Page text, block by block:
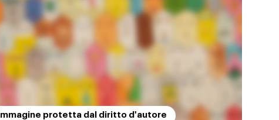
Immagine protetta dal diritto d'autore